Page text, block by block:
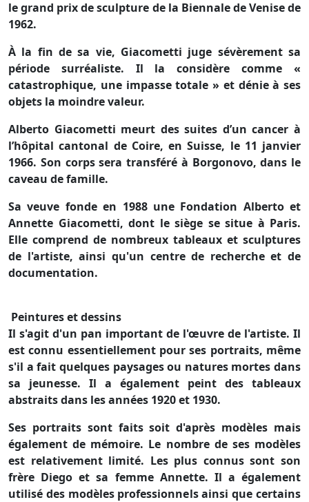
le grand prix de sculpture de la Biennale de Venise de
1962.
À la fin de sa vie, Giacometti juge sévèrement sa
période surréaliste. Il la considère comme «
catastrophique, une impasse totale » et dénie à ses
objets la moindre valeur.
Alberto Giacometti meurt des suites d’un cancer à
l’hôpital cantonal de Coire, en Suisse, le 11 janvier
1966. Son corps sera transféré à Borgonovo, dans le
caveau de famille.
Sa veuve fonde en 1988 une Fondation Alberto et
Annette Giacometti, dont le siège se situe à Paris.
Elle comprend de nombreux tableaux et sculptures
de l'artiste, ainsi qu'un centre de recherche et de
documentation.
Peintures et dessins
Il s'agit d'un pan important de l'œuvre de l'artiste. Il
est connu essentiellement pour ses portraits, même
s'il a fait quelques paysages ou natures mortes dans
sa jeunesse. Il a également peint des tableaux
abstraits dans les années 1920 et 1930.
Ses portraits sont faits soit d'après modèles mais
également de mémoire. Le nombre de ses modèles
est relativement limité. Les plus connus sont son
frère Diego et sa femme Annette. Il a également
utilisé des modèles professionnels ainsi que certains